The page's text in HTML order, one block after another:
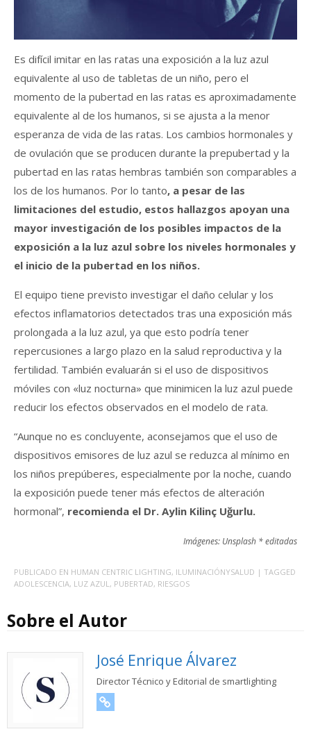
Es difícil imitar en las ratas una exposición a la luz azul
equivalente al uso de tabletas de un niño, pero el
momento de la pubertad en las ratas es aproximadamente
equivalente al de los humanos, si se ajusta a la menor
esperanza de vida de las ratas. Los cambios hormonales y
de ovulación que se producen durante la prepubertad y la
pubertad en las ratas hembras también son comparables a
los de los humanos. Por lo tanto, a pesar de las
limitaciones del estudio, estos hallazgos apoyan una
mayor investigación de los posibles impactos de la
exposición a la luz azul sobre los niveles hormonales y
el inicio de la pubertad en los niños.
El equipo tiene previsto investigar el daño celular y los
efectos inflamatorios detectados tras una exposición más
prolongada a la luz azul, ya que esto podría tener
repercusiones a largo plazo en la salud reproductiva y la
fertilidad. También evaluarán si el uso de dispositivos
móviles con «luz nocturna» que minimicen la luz azul puede
reducir los efectos observados en el modelo de rata.
“Aunque no es concluyente, aconsejamos que el uso de
dispositivos emisores de luz azul se reduzca al mínimo en
los niños prepúberes, especialmente por la noche, cuando
la exposición puede tener más efectos de alteración
hormonal”, recomienda el Dr. Aylin Kilinç Uğurlu.
Imágenes: Unsplash * editadas
PUBLICADO EN HUMAN CENTRIC LIGHTING, ILUMINACIÓNYSALUD | TAGGED
ADOLESCENCIA, LUZ AZUL , PUBERTAD, RIESGOS
Sobre el Autor
José Enrique Álvarez
Director Técnico y Editorial de smartlighting